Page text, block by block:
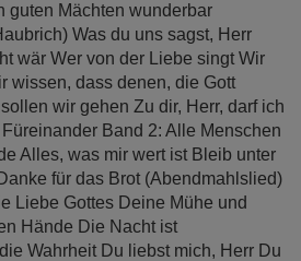
guten Mächten wunderbar
Was du uns sagst, Herr
wär Wer von der Liebe singt Wir
wissen, dass denen, die Gott
wir gehen Zu dir, Herr, darf ich
Band 2: Alle Menschen
Alles, was mir wert ist Bleib unter
für das Brot (Abendmahlslied)
Liebe Gottes Deine Mühe und
Hände Die Nacht ist
Wahrheit Du liebst mich, Herr Du